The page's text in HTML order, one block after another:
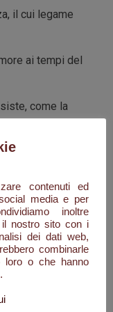
il cui legame
ai tempi del
come la
alla solitudine.
nel galeone
che persiste
contenuti ed
media e per
inoltre
nostro sito con i
dei dati web,
combinarle
loro o che hanno